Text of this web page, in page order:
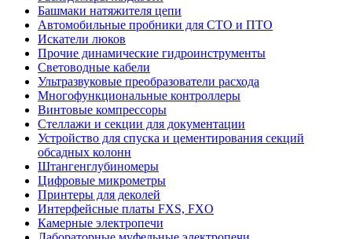
Башмаки натяжителя цепи
Автомобильные пробники для СТО и ПТО
Искатели люков
Прочие динамические гидроинструменты
Световодные кабели
Ультразвуковые преобразователи расхода
Многофункциональные контроллеры
Винтовые компрессоры
Стеллажи и секции для документации
Устройство для спуска и цементирования секций
обсадных колонн
Штангенглубиномеры
Цифровые микрометры
Принтеры для деколей
Интерфейсные платы FXS, FXO
Камерные электропечи